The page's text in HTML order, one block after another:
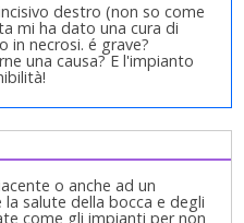
destro (non so come
mi ha dato una cura di
necrosi. é grave?
una causa? E l'impianto
o anche ad un
salute della bocca e degli
come gli impianti per non